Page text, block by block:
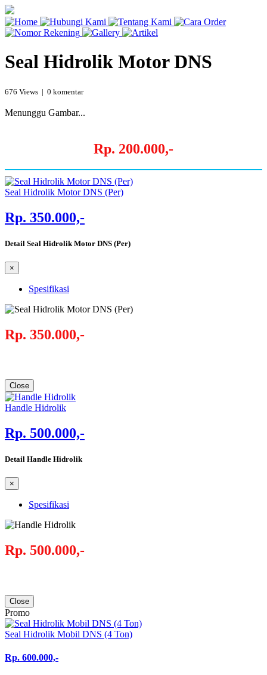
Seal Hidrolik Motor DNS
676 Views | 0 komentar
Menunggu Gambar...
Rp. 200.000,-
Seal Hidrolik Motor DNS (Per)
Rp. 350.000,-
Detail Seal Hidrolik Motor DNS (Per)
×
Spesifikasi
Rp. 350.000,-
Close
Handle Hidrolik
Rp. 500.000,-
Detail Handle Hidrolik
×
Spesifikasi
Rp. 500.000,-
Close
Promo
Seal Hidrolik Mobil DNS (4 Ton)
Rp. 600.000,-